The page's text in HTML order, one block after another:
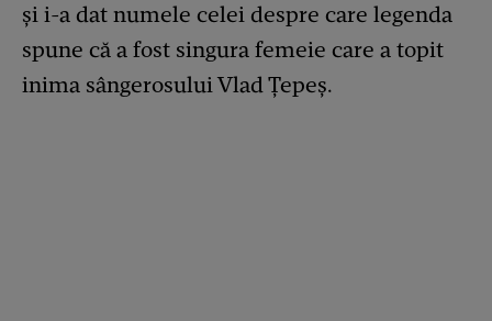
și i-a dat numele celei despre care legenda
spune că a fost singura femeie care a topit
inima sângerosului Vlad Țepeș.